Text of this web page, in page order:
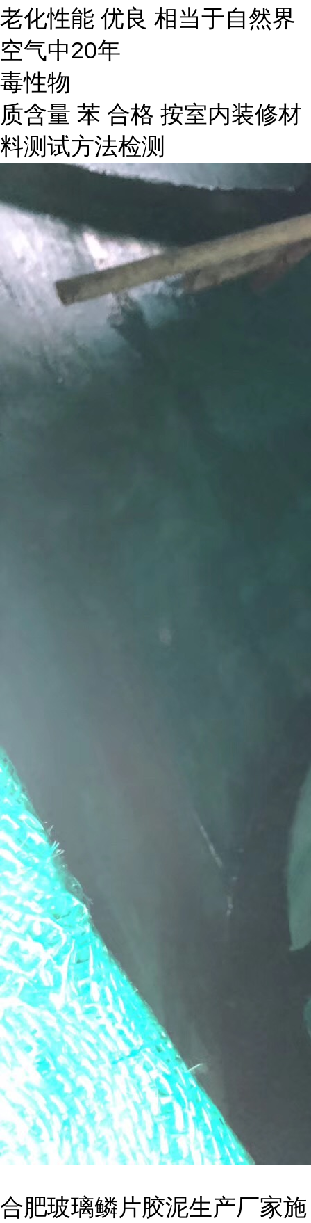
老化性能 优良 相当于自然界
空气中20年
毒性物
质含量 苯 合格 按室内装修材
料测试方法检测
合肥玻璃鳞片胶泥生产厂家施